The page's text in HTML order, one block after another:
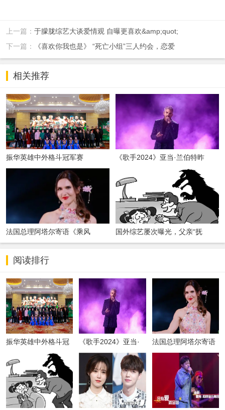
上一篇： 于朦胧综艺大谈爱情观 自曝更喜欢&amp;quot;
下一篇：
《喜欢你我也是》 “死亡小组”三人约会，恋爱
相关推荐
振华英雄中外格斗冠军赛
《歌手2024》亚当·兰伯特昨
法国总理阿塔尔寄语《乘风
2024》：让中
国外综艺屡次曝光，父亲“抚
摸”“亲昵”女
阅读排行
振华英雄中外格斗冠
《歌手2024》亚当·
兰伯特昨晚“空降”
法国总理阿塔尔寄语
《乘风2024》：让中